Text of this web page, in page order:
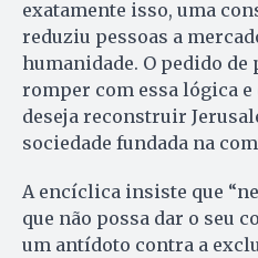
exatamente isso, uma
reduziu pessoas a
humanidade. O pedido de
romper com essa lógica
deseja reconstruir
sociedade fundada na
A encíclica insiste que
que não possa dar o seu
um antídoto contra a